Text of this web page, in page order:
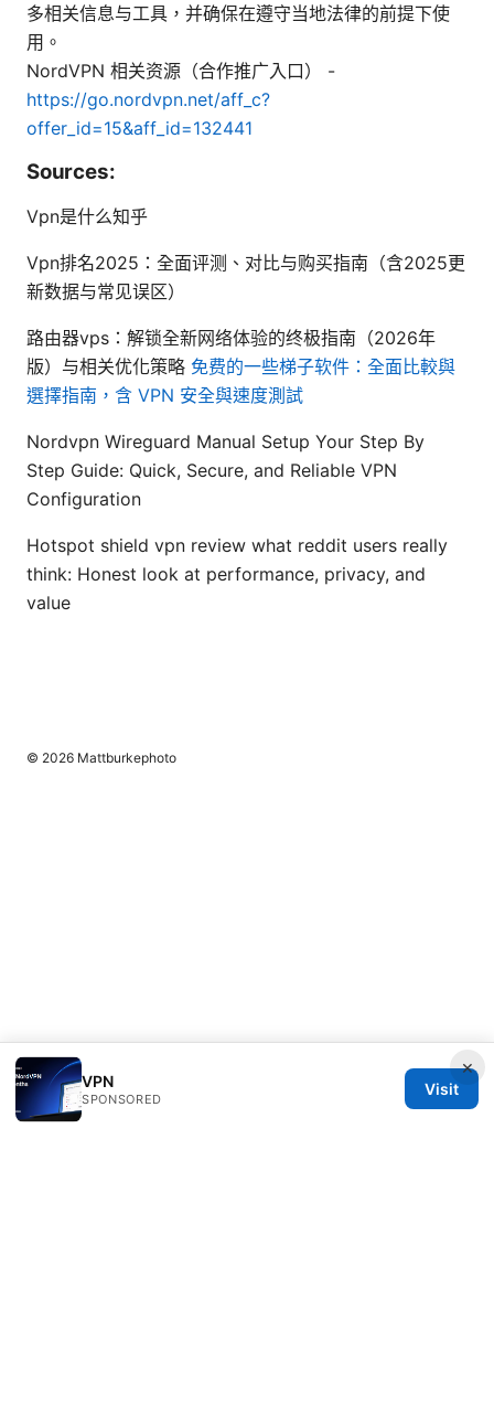
多相关信息与工具，并确保在遵守当地法律的前提下使
用。
NordVPN 相关资源（合作推广入口） -
https://go.nordvpn.net/aff_c?
offer_id=15&aff_id=132441
Sources:
Vpn是什么知乎
Vpn排名2025：全面评测、对比与购买指南（含2025更
新数据与常见误区）
路由器vps：解锁全新网络体验的终极指南（2026年
版）与相关优化策略 免费的一些梯子软件：全面比較與
選擇指南，含 VPN 安全與速度測試
Nordvpn Wireguard Manual Setup Your Step By
Step Guide: Quick, Secure, and Reliable VPN
Configuration
Hotspot shield vpn review what reddit users really
think: Honest look at performance, privacy, and
value
×
VPN
SPONSORED
Visit
© 2026 Mattburkephoto